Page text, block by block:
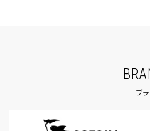
ブ